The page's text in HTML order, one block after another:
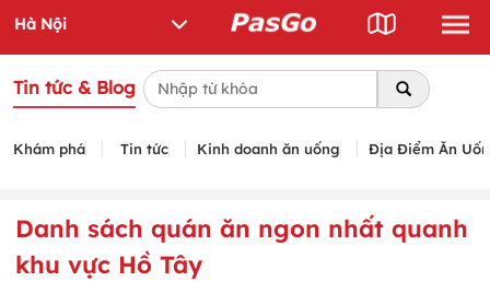
Tin tức & Blog
Khám phá Tin tức Kinh doanh ăn uống Địa Điểm Ăn
Danh sách quán ăn ngon nhất quanh
khu vực Hồ Tây